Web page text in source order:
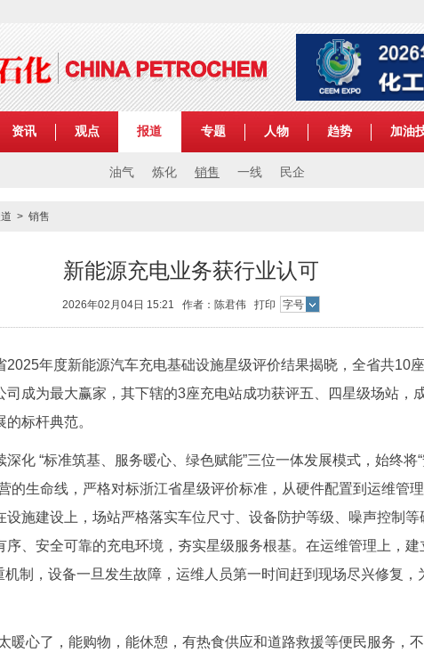
资讯 观点 报道
油气 炼化 销售 一线 民企
专题 人物 趋势 加油
> 销售
新能源充电业务获行业认可
2026年02月04日 15:21 作者：陈君伟 打印 字号
年度新能源汽车充电基础设施星级评价结果揭晓，全省共10
司成为最大赢家，其下辖的3座充电站成功获评五、四星级场站，
标杆典范。
“标准筑基、服务暖心、绿色赋能”三位一体发展模式，始终将“
的生命线，严格对标浙江省星级评价标准，从硬件配置到运维管
设施建设上，场站严格落实车位尺寸、设备防护等级、噪声控制等
序、安全可靠的充电环境，夯实星级服务根基。在运维管理上，建
机制，设备一旦发生故障，运维人员第一时间赶到现场尽兴修复，
心了，能购物，能休憩，有热食供应和道路救援等便民服务，